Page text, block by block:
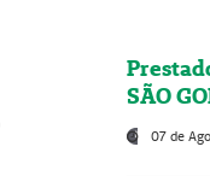
SÃO
07 de